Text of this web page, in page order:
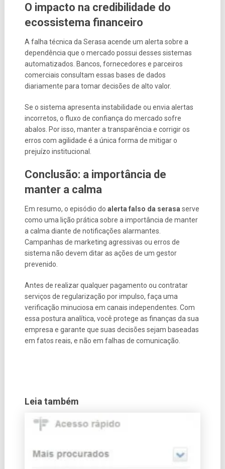
O impacto na credibilidade do
ecossistema financeiro
A falha técnica da Serasa acende um alerta sobre a
dependência que o mercado possui desses sistemas
automatizados. Bancos, fornecedores e parceiros
comerciais consultam essas bases de dados
diariamente para tomar decisões de alto valor.
Se o sistema apresenta instabilidade ou envia alertas
incorretos, o fluxo de confiança do mercado sofre
abalos. Por isso, manter a transparência e corrigir os
erros com agilidade é a única forma de mitigar o
prejuízo institucional.
Conclusão: a importância de
manter a calma
Em resumo, o episódio do alerta falso da serasa serve
como uma lição prática sobre a importância de manter
a calma diante de notificações alarmantes.
Campanhas de marketing agressivas ou erros de
sistema não devem ditar as ações de um gestor
prevenido.
Antes de realizar qualquer pagamento ou contratar
serviços de regularização por impulso, faça uma
verificação minuciosa em canais independentes. Com
essa postura analítica, você protege as finanças da sua
empresa e garante que suas decisões sejam baseadas
em fatos reais, e não em falhas de comunicação.
Leia também